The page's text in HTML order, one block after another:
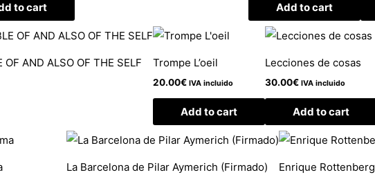
to cart Add to cart
OF AND ALSO OF THE SELF Trompe L’oeil
20.00€ IVA incluido
Add to cart
Lecciones de cosas
30.00€ IVA incluido
Add to cart
La Barcelona de Pilar Aymerich (Firmado) Enrique Rottenberg